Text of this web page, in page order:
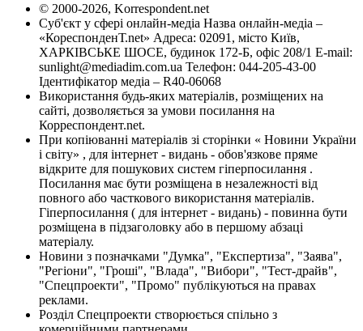
© 2000-2026, Korrespondent.net
Суб'єкт у сфері онлайн-медіа Назва онлайн-медіа –
«КореспонденТ.net» Адреса: 02091, місто Київ,
ХАРКІВСЬКЕ ШОСЕ, будинок 172-Б, офіс 208/1 E-mail:
sunlight@mediadim.com.ua Телефон: 044-205-43-00
Ідентифікатор медіа – R40-06068
Використання будь-яких матеріалів, розміщених на
сайті, дозволяється за умови посилання на
Корреспондент.net.
При копіюванні матеріалів зі сторінки « Новини України
і світу» , для інтернет - видань - обов'язкове пряме
відкрите для пошукових систем гіперпосилання .
Посилання має бути розміщена в незалежності від
повного або часткового використання матеріалів.
Гіперпосилання ( для інтернет - видань) - повинна бути
розміщена в підзаголовку або в першому абзаці
матеріалу.
Новини з позначками "Думка", "Експертиза", "Заява",
"Регіони", "Гроші", "Влада", "Вибори", "Тест-драйв",
"Спецпроекти", "Промо" публікуються на правах
реклами.
Розділ Спецпроекти створюється спільно з